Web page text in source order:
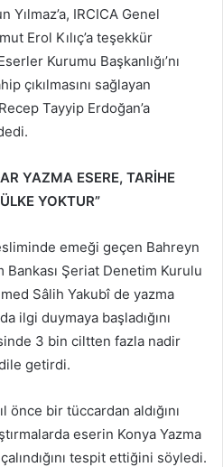
Yılmaz’a, IRCICA Genel
Erol Kılıç’a teşekkür
Kurumu Başkanlığı’nı
çıkılmasını sağlayan
Tayyip Erdoğan’a
YAZMA ESERE, TARİHE
YOKTUR”
emeği geçen Bahreyn
Bankası Şeriat Denetim Kurulu
Sâlih Yakubî de yazma
ilgi duymaya başladığını
3 bin ciltten fazla nadir
getirdi.
önce bir tüccardan aldığını
eserin Konya Yazma
tespit ettiğini söyledi.